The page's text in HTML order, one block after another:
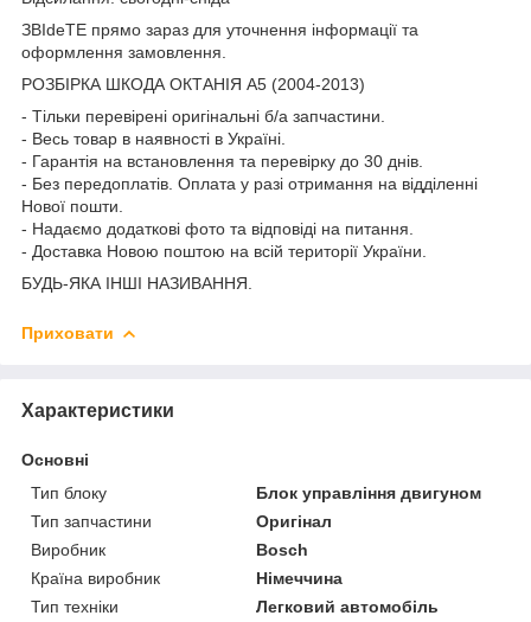
ЗВІdeТЕ прямо зараз для уточнення інформації та
оформлення замовлення.
РОЗБІРКА ШКОДА ОКТАНІЯ A5 (2004-2013)
- Тільки перевірені оригінальні б/а запчастини.
- Весь товар в наявності в Україні.
- Гарантія на встановлення та перевірку до 30 днів.
- Без передоплатів. Оплата у разі отримання на відділенні
Нової пошти.
- Надаємо додаткові фото та відповіді на питання.
- Доставка Новою поштою на всій території України.
БУДЬ-ЯКА ІНШІ НАЗИВАННЯ.
Приховати
Характеристики
Основні
Тип блоку
Блок управління двигуном
Тип запчастини
Оригінал
Виробник
Bosch
Країна виробник
Німеччина
Тип техніки
Легковий автомобіль